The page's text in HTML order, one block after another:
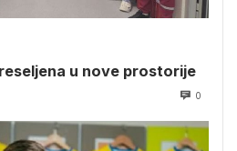
u nove prostorije
0